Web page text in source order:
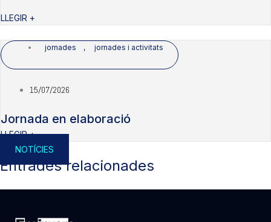
LLEGIR +
jornades , jornades i activitats
15/07/2026
Jornada en elaboració
LLEGIR +
NOTÍCIES
Entrades relacionades